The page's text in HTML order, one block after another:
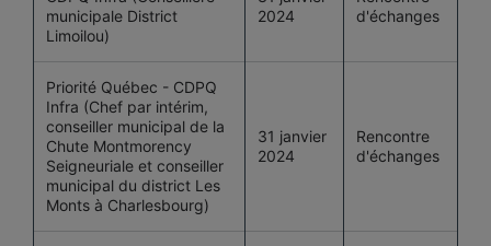
municipale District
Limoilou)
2024
d'échanges
Priorité Québec - CDPQ
Infra (Chef par intérim,
conseiller municipal de la
Chute Montmorency
Seigneuriale et conseiller
municipal du district Les
Monts à Charlesbourg)
31 janvier
2024
Rencontre
d'échanges